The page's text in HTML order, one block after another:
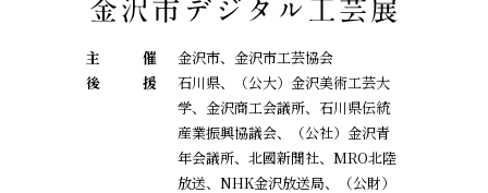
主 催
金沢市、金沢市工芸協会
後
援
石川県、（公大）金沢美術工芸大
学、金沢商工会議所、石川県伝統
産業振興協議会、
（公社）金沢青
年会議所、北國新聞社、MRO北陸
放送、NHK金沢放送局、（公財）